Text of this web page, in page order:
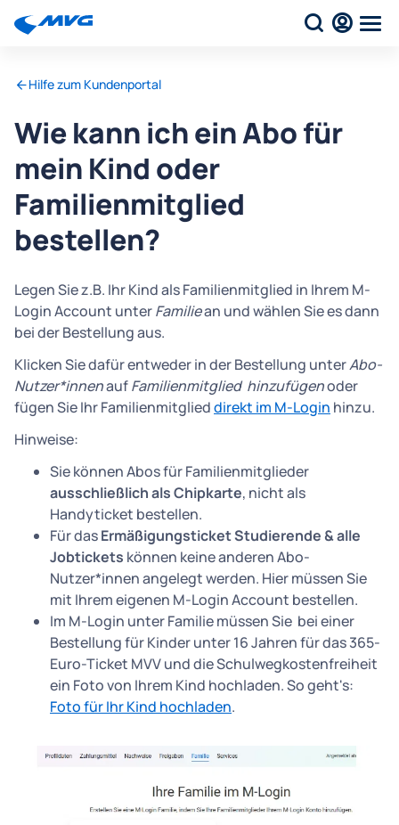
Hilfe zum Kundenportal
Wie kann ich ein Abo für
mein Kind oder
Familienmitglied
bestellen?
Legen Sie z.B. Ihr Kind als Familienmitglied in Ihrem M-
Login Account unterFamiliean und wählen Sie es dann
bei der Bestellung aus.
Klicken Sie dafür entweder in der Bestellung unterAbo-
Nutzer*innenaufFamilienmitglied hinzufügenoder
fügen Sie Ihr Familienmitglieddirekt im M-Login hinzu.
Hinweise:
Sie können Abos für Familienmitglieder
ausschließlich als Chipkarte, nicht als
Handyticket bestellen.
Für dasErmäßigungsticket Studierende & alle
Jobtickets können keine anderen Abo-
Nutzer*innen angelegt werden. Hier müssen Sie
mit Ihrem eigenen M-Login Account bestellen.
Im M-Login unter Familie müssen Sie bei einer
Bestellung für Kinder unter 16 Jahren für das 365-
Euro-Ticket MVV und die Schulwegkostenfreiheit
ein Foto von Ihrem Kind hochladen. So geht's:
Foto für Ihr Kind hochladen.